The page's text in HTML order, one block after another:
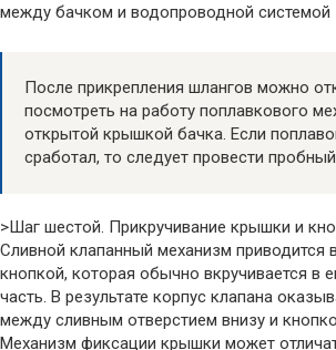
между бачком и водопроводной системой
После прикрепления шлангов можно
посмотреть на работу поплавкового
открытой крышкой бачка. Если
сработал, то следует провести
>Шаг шестой. Прикручивание крышки и
Сливной клапанный механизм приводится
кнопкой, которая обычно вкручивается в
часть. В результате корпус клапана
между сливным отверстием внизу и
Механизм фиксации крышки может